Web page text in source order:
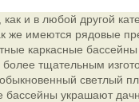
как и в любой другой
же имеются рядовые
каркасные
тщательным
светлый
бассейны украшают